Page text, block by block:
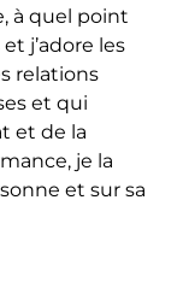
à quel point
j’adore les
relations
et qui
et de la
je la
et sur sa